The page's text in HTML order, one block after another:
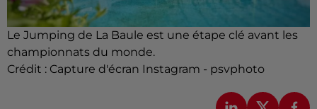
Le Jumping de La Baule est une étape clé avant les
championnats du monde.
Crédit : Capture d'écran Instagram - psvphoto